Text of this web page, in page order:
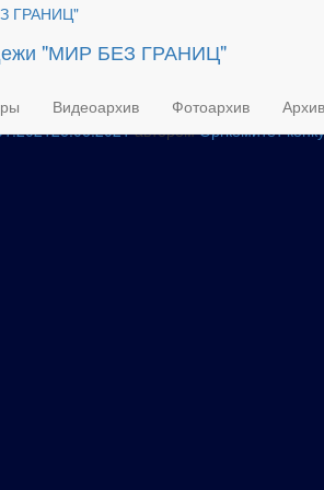
"МИР БЕЗ ГРАНИЦ"
Видеоархив Фотоархив
16-19 лет
26.06.2021авторомОргкомитет